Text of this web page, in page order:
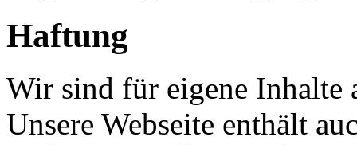
Haftung
Wir sind für eigene Inhalte
Unsere Webseite enthält